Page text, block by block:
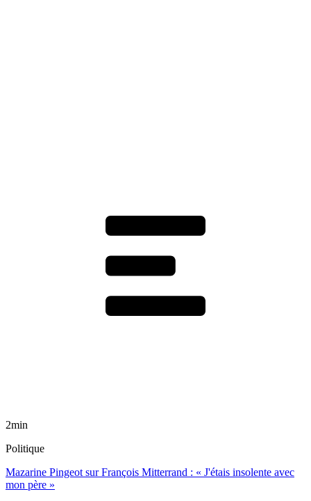
2min
Politique
Mazarine Pingeot sur François Mitterrand : « J'étais insolente avec
mon père »